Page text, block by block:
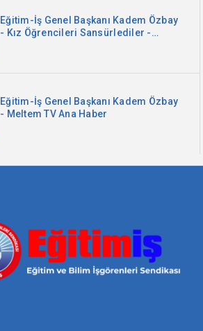
Eğitim-İş Genel Başkanı Kadem Özbay
- Kız Öğrencileri Sansürlediler -
Eğitim-İş Genel Başkanı Kadem Özbay
- Meltem TV Ana Haber